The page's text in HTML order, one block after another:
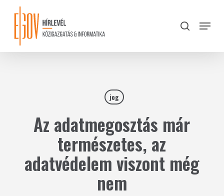
content
search
Menu
jog
Az adatmegosztás már
természetes, az
adatvédelem viszont még
nem
Close